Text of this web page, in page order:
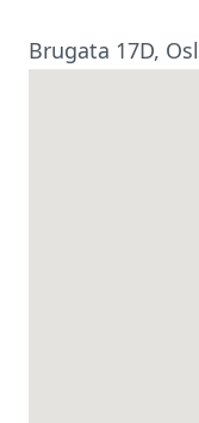
Brugata 17D,